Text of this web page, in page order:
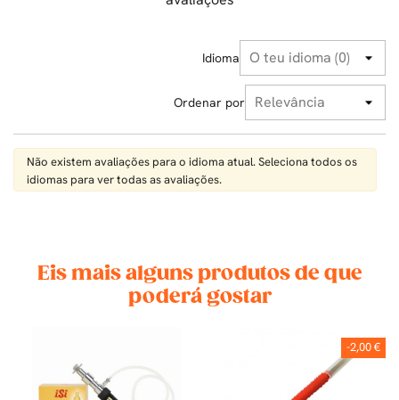
Idioma
Ordenar por
Não existem avaliações para o idioma atual. Seleciona todos os
idiomas para ver todas as avaliações.
Eis mais alguns produtos de que
poderá gostar
-2,00 €